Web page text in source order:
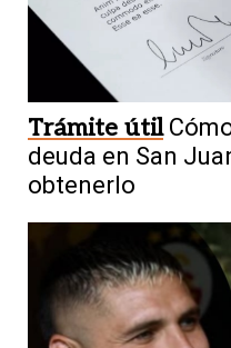
Trámite útil
deuda en San
obtenerlo